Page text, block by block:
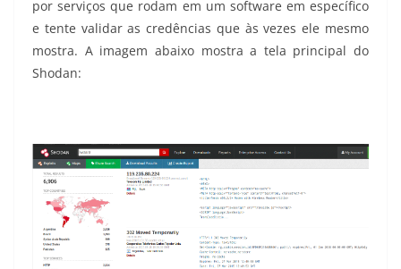
por serviços que rodam em um software em específico
e tente validar as credências que às vezes ele mesmo
mostra. A imagem abaixo mostra a tela principal do
Shodan: